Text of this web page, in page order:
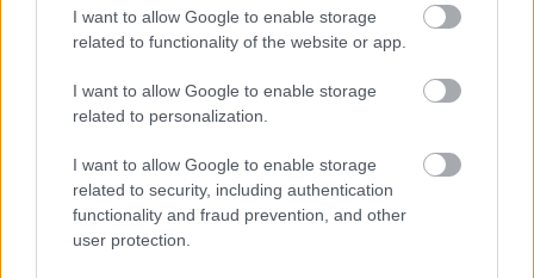
I want to allow Google to enable storage
related to functionality of the website or app.
I want to allow Google to enable storage
related to personalization.
I want to allow Google to enable storage
related to security, including authentication
functionality and fraud prevention, and other
user protection.
KÖVETKEZŐ POSZT
gyermeket – Megmutatják mindenkinek,
mit jelent családnak lenni